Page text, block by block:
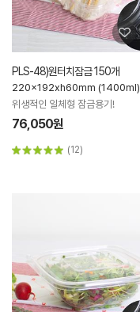
PLS-48)원터치잠금 150개
220x192xh60mm (1400ml)
위생적인 일체형 잠금용기!
76,050원
(12)